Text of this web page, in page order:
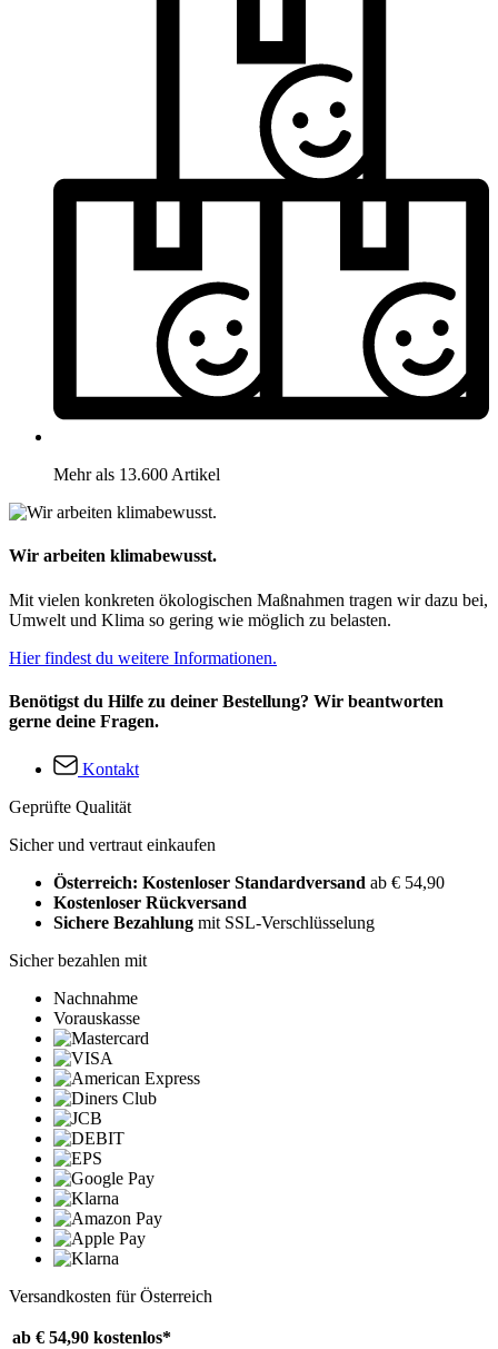
Mehr als 13.600 Artikel
Wir arbeiten klimabewusst.
Mit vielen konkreten ökologischen Maßnahmen tragen wir dazu bei,
Umwelt und Klima so gering wie möglich zu belasten.
Hier findest du weitere Informationen.
Benötigst du Hilfe zu deiner Bestellung? Wir beantworten
gerne deine Fragen.
Kontakt
Geprüfte Qualität
Sicher und vertraut einkaufen
Österreich: Kostenloser Standardversand ab € 54,90
Kostenloser Rückversand
Sichere Bezahlung mit SSL-Verschlüsselung
Sicher bezahlen mit
Nachnahme
Vorauskasse
Versandkosten für Österreich
ab € 54,90 kostenlos*